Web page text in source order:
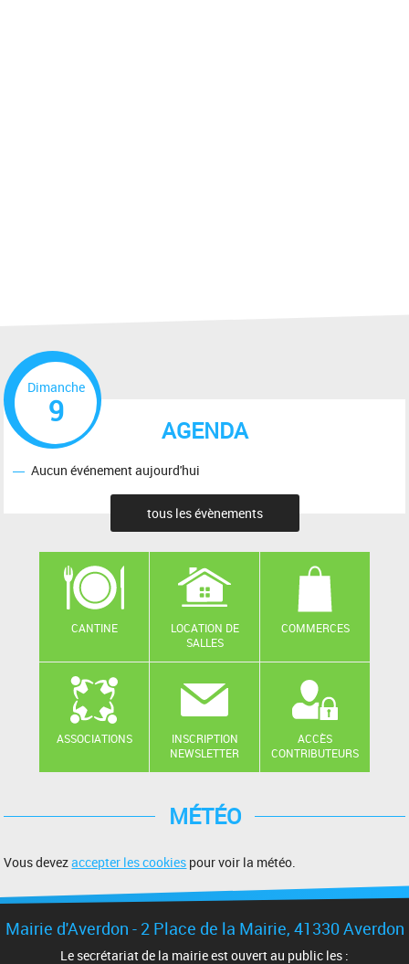
AGENDA
Dimanche
9
Aucun événement aujourd'hui
tous les évènements
CANTINE
LOCATION DE
SALLES
COMMERCES
ASSOCIATIONS
INSCRIPTION
NEWSLETTER
ACCÈS
CONTRIBUTEURS
MÉTÉO
Vous devezaccepter les cookies pour voir la météo.
Mairie d'Averdon - 2 Place de la Mairie, 41330 Averdon
Le secrétariat de la mairie est ouvert au public les :